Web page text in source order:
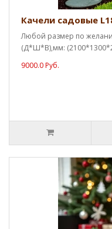
Качели садовые
Любой размер по
(Д*Ш*В),мм:
9000.0 Руб.